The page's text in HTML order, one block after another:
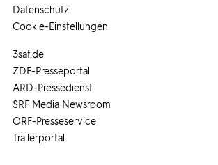
3sat.de
ZDF-Presseportal
ARD-Pressedienst
SRF Media Newsroom
ORF-Presseservice
Trailerportal
Datenschutz
Cookie-Einstellungen